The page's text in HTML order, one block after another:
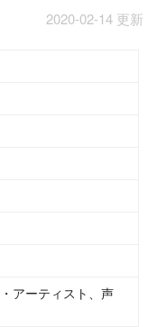
2020-02-14 更新
アーティスト、声